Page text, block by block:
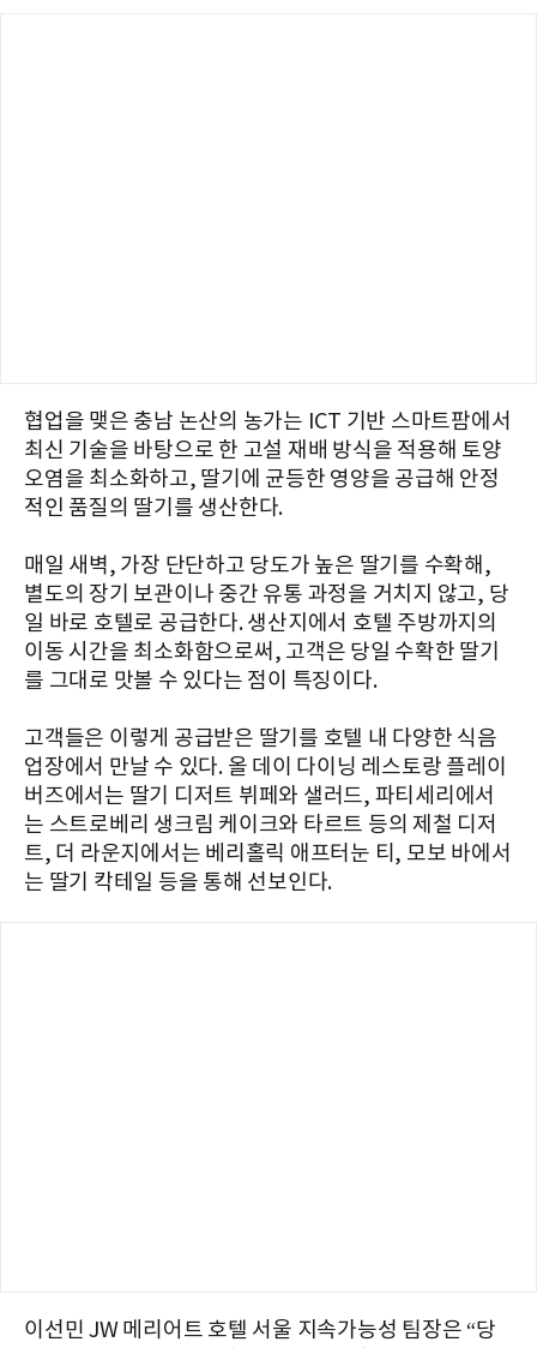
협업을 맺은 충남 논산의 농가는 ICT 기반 스마트팜에서
최신 기술을 바탕으로 한 고설 재배 방식을 적용해 토양
오염을 최소화하고, 딸기에 균등한 영양을 공급해 안정
적인 품질의 딸기를 생산한다.
매일 새벽, 가장 단단하고 당도가 높은 딸기를 수확해,
별도의 장기 보관이나 중간 유통 과정을 거치지 않고, 당
일 바로 호텔로 공급한다. 생산지에서 호텔 주방까지의
이동 시간을 최소화함으로써, 고객은 당일 수확한 딸기
를 그대로 맛볼 수 있다는 점이 특징이다.
고객들은 이렇게 공급받은 딸기를 호텔 내 다양한 식음
업장에서 만날 수 있다. 올 데이 다이닝 레스토랑 플레이
버즈에서는 딸기 디저트 뷔페와 샐러드, 파티세리에서
는 스트로베리 생크림 케이크와 타르트 등의 제철 디저
트, 더 라운지에서는 베리홀릭 애프터눈 티, 모보 바에서
는 딸기 칵테일 등을 통해 선보인다.
이선민 JW 메리어트 호텔 서울 지속가능성 팀장은 “당